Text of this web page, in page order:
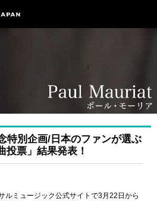
特別企画/日本のファンが選ぶ
投票」結果発表！
ルミュージック公式サイトで3月22日から